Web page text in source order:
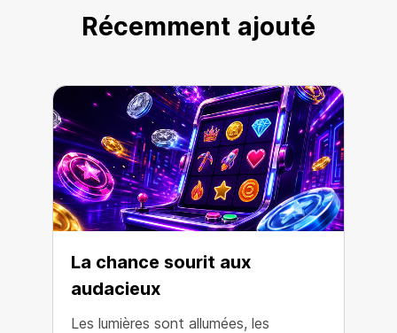
Récemment ajouté
La chance sourit aux
audacieux
Les lumières sont allumées, les